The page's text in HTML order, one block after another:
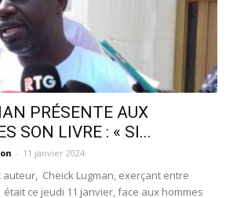
PRÉSENTE AUX
SON LIVRE : « SI...
- 11 janvier 2024
Cheick Lugman, exerçant entre
ce jeudi 11 janvier, face aux hommes